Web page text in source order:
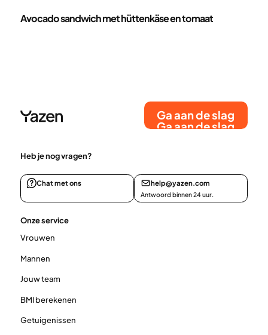
Avocado sandwich met hüttenkäse en tomaat
Ga aan de slag
Ga aan de slag
Heb je nog vragen?
Chat met ons help@yazen.com
Antwoord binnen 24 uur.
Onze service
Vrouwen
Mannen
Jouw team
BMI berekenen
Getuigenissen